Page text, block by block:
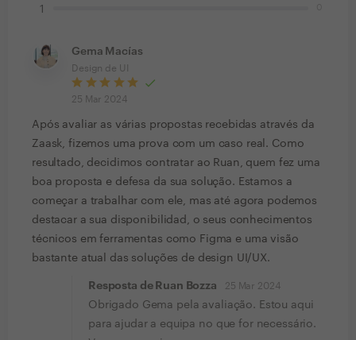
1
Gema Macías
Design de UI
25 Mar 2024
Após avaliar as várias propostas recebidas através da
Zaask, fizemos uma prova com um caso real. Como
resultado, decidimos contratar ao Ruan, quem fez uma
boa proposta e defesa da sua solução. Estamos a
começar a trabalhar com ele, mas até agora podemos
destacar a sua disponibilidad, o seus conhecimentos
técnicos em ferramentas como Figma e uma visão
bastante atual das soluções de design UI/UX.
Resposta de Ruan Bozza 25 Mar 2024
Obrigado Gema pela avaliação. Estou aqui
para ajudar a equipa no que for necessário.